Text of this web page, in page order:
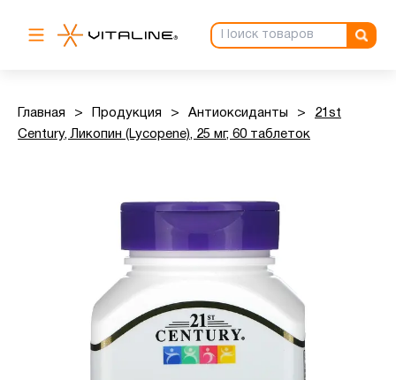
Главная > Продукция > Антиоксиданты >
21st
Century, Ликопин (Lycopene), 25 мг, 60 таблеток